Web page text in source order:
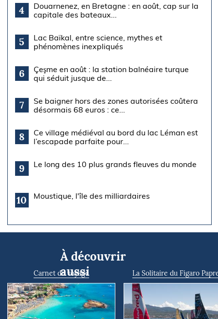
4
Douarnenez, en Bretagne : en août, cap sur la
capitale des bateaux...
5
Lac Baïkal, entre science, mythes et
phénomènes inexpliqués
6
Çeşme en août : la station balnéaire turque
qui séduit jusque de...
7
Se baigner hors des zones autorisées coûtera
désormais 68 euros : ce...
8
Ce village médiéval au bord du lac Léman est
l’escapade parfaite pour...
9 Le long des 10 plus grands fleuves du monde
10 Moustique, l'île des milliardaires
À découvrir
aussi
Carnet de voyage La Solitaire du Figaro